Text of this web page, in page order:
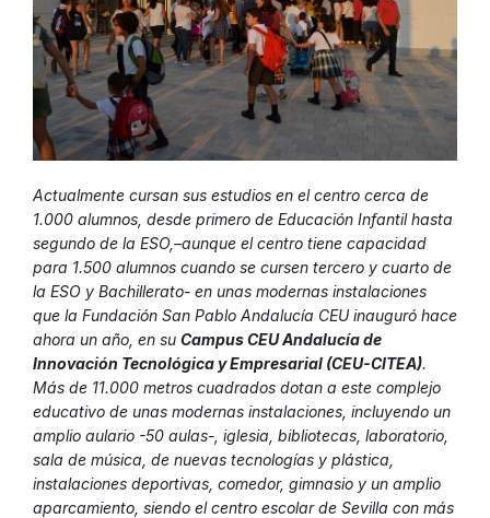
Actualmente cursan sus estudios en el centro cerca de
1.000 alumnos, desde primero de Educación Infantil hasta
segundo de la ESO,–aunque el centro tiene capacidad
para 1.500 alumnos cuando se cursen tercero y cuarto de
la ESO y Bachillerato- en unas modernas instalaciones
que la Fundación San Pablo Andalucía CEU inauguró hace
ahora un año, en su Campus CEU Andalucía de
Innovación Tecnológica y Empresarial (CEU-CITEA).
Más de 11.000 metros cuadrados dotan a este complejo
educativo de unas modernas instalaciones, incluyendo un
amplio aulario -50 aulas-, iglesia, bibliotecas, laboratorio,
sala de música, de nuevas tecnologías y plástica,
instalaciones deportivas, comedor, gimnasio y un amplio
aparcamiento, siendo el centro escolar de Sevilla con más